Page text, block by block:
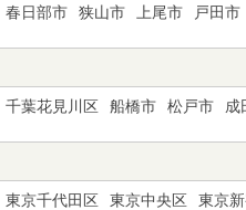
春日部市
狭山市 上尾市 戸田市
千葉花見川区 船橋市 松戸市 成
東京千代田区 東京中央区 東京